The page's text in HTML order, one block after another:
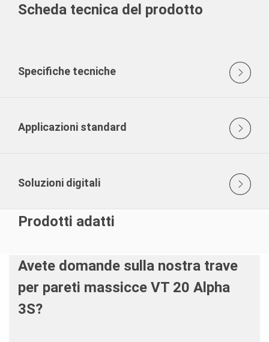
Scheda tecnica del prodotto
Specifiche tecniche
Applicazioni standard
Soluzioni digitali
Prodotti adatti
Avete domande sulla nostra trave
per pareti massicce VT 20 Alpha
3S?